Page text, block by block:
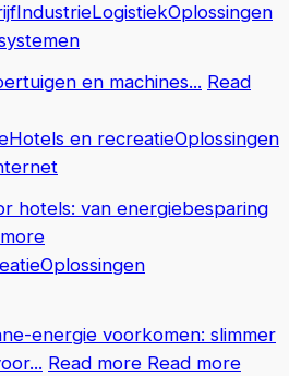
IndustrieLogistiekOplossingen
en machines... Read
Hotels en recreatieOplossingen
hotels: van energiebesparing
Oplossingen
energie voorkomen: slimmer
Read more Read more